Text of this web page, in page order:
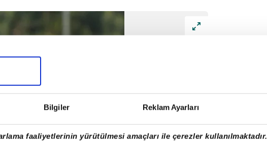
Bilgiler Reklam Ayarları
faaliyetlerinin yürütülmesi amaçları ile çerezler kullanılmaktadır.